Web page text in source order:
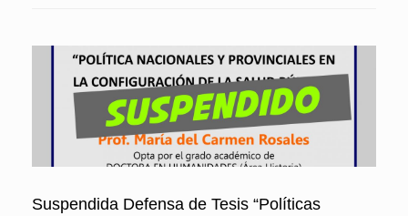
Suspendida Defensa de Tesis “Políticas